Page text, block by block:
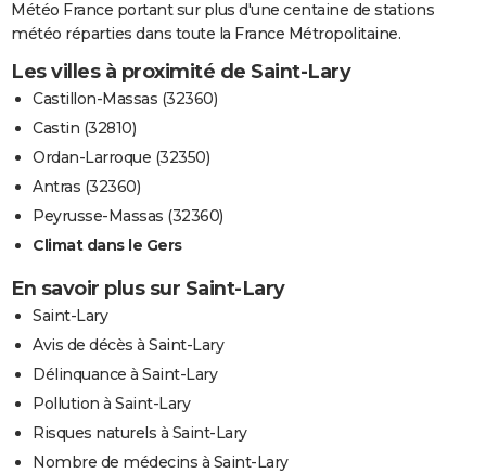
Météo France portant sur plus d'une centaine de stations
météo réparties dans toute la France Métropolitaine.
Les villes à proximité de Saint-Lary
Castillon-Massas (32360)
Castin (32810)
Ordan-Larroque (32350)
Antras (32360)
Peyrusse-Massas (32360)
Climat dans le Gers
En savoir plus sur Saint-Lary
Saint-Lary
Avis de décès à Saint-Lary
Délinquance à Saint-Lary
Pollution à Saint-Lary
Risques naturels à Saint-Lary
Nombre de médecins à Saint-Lary